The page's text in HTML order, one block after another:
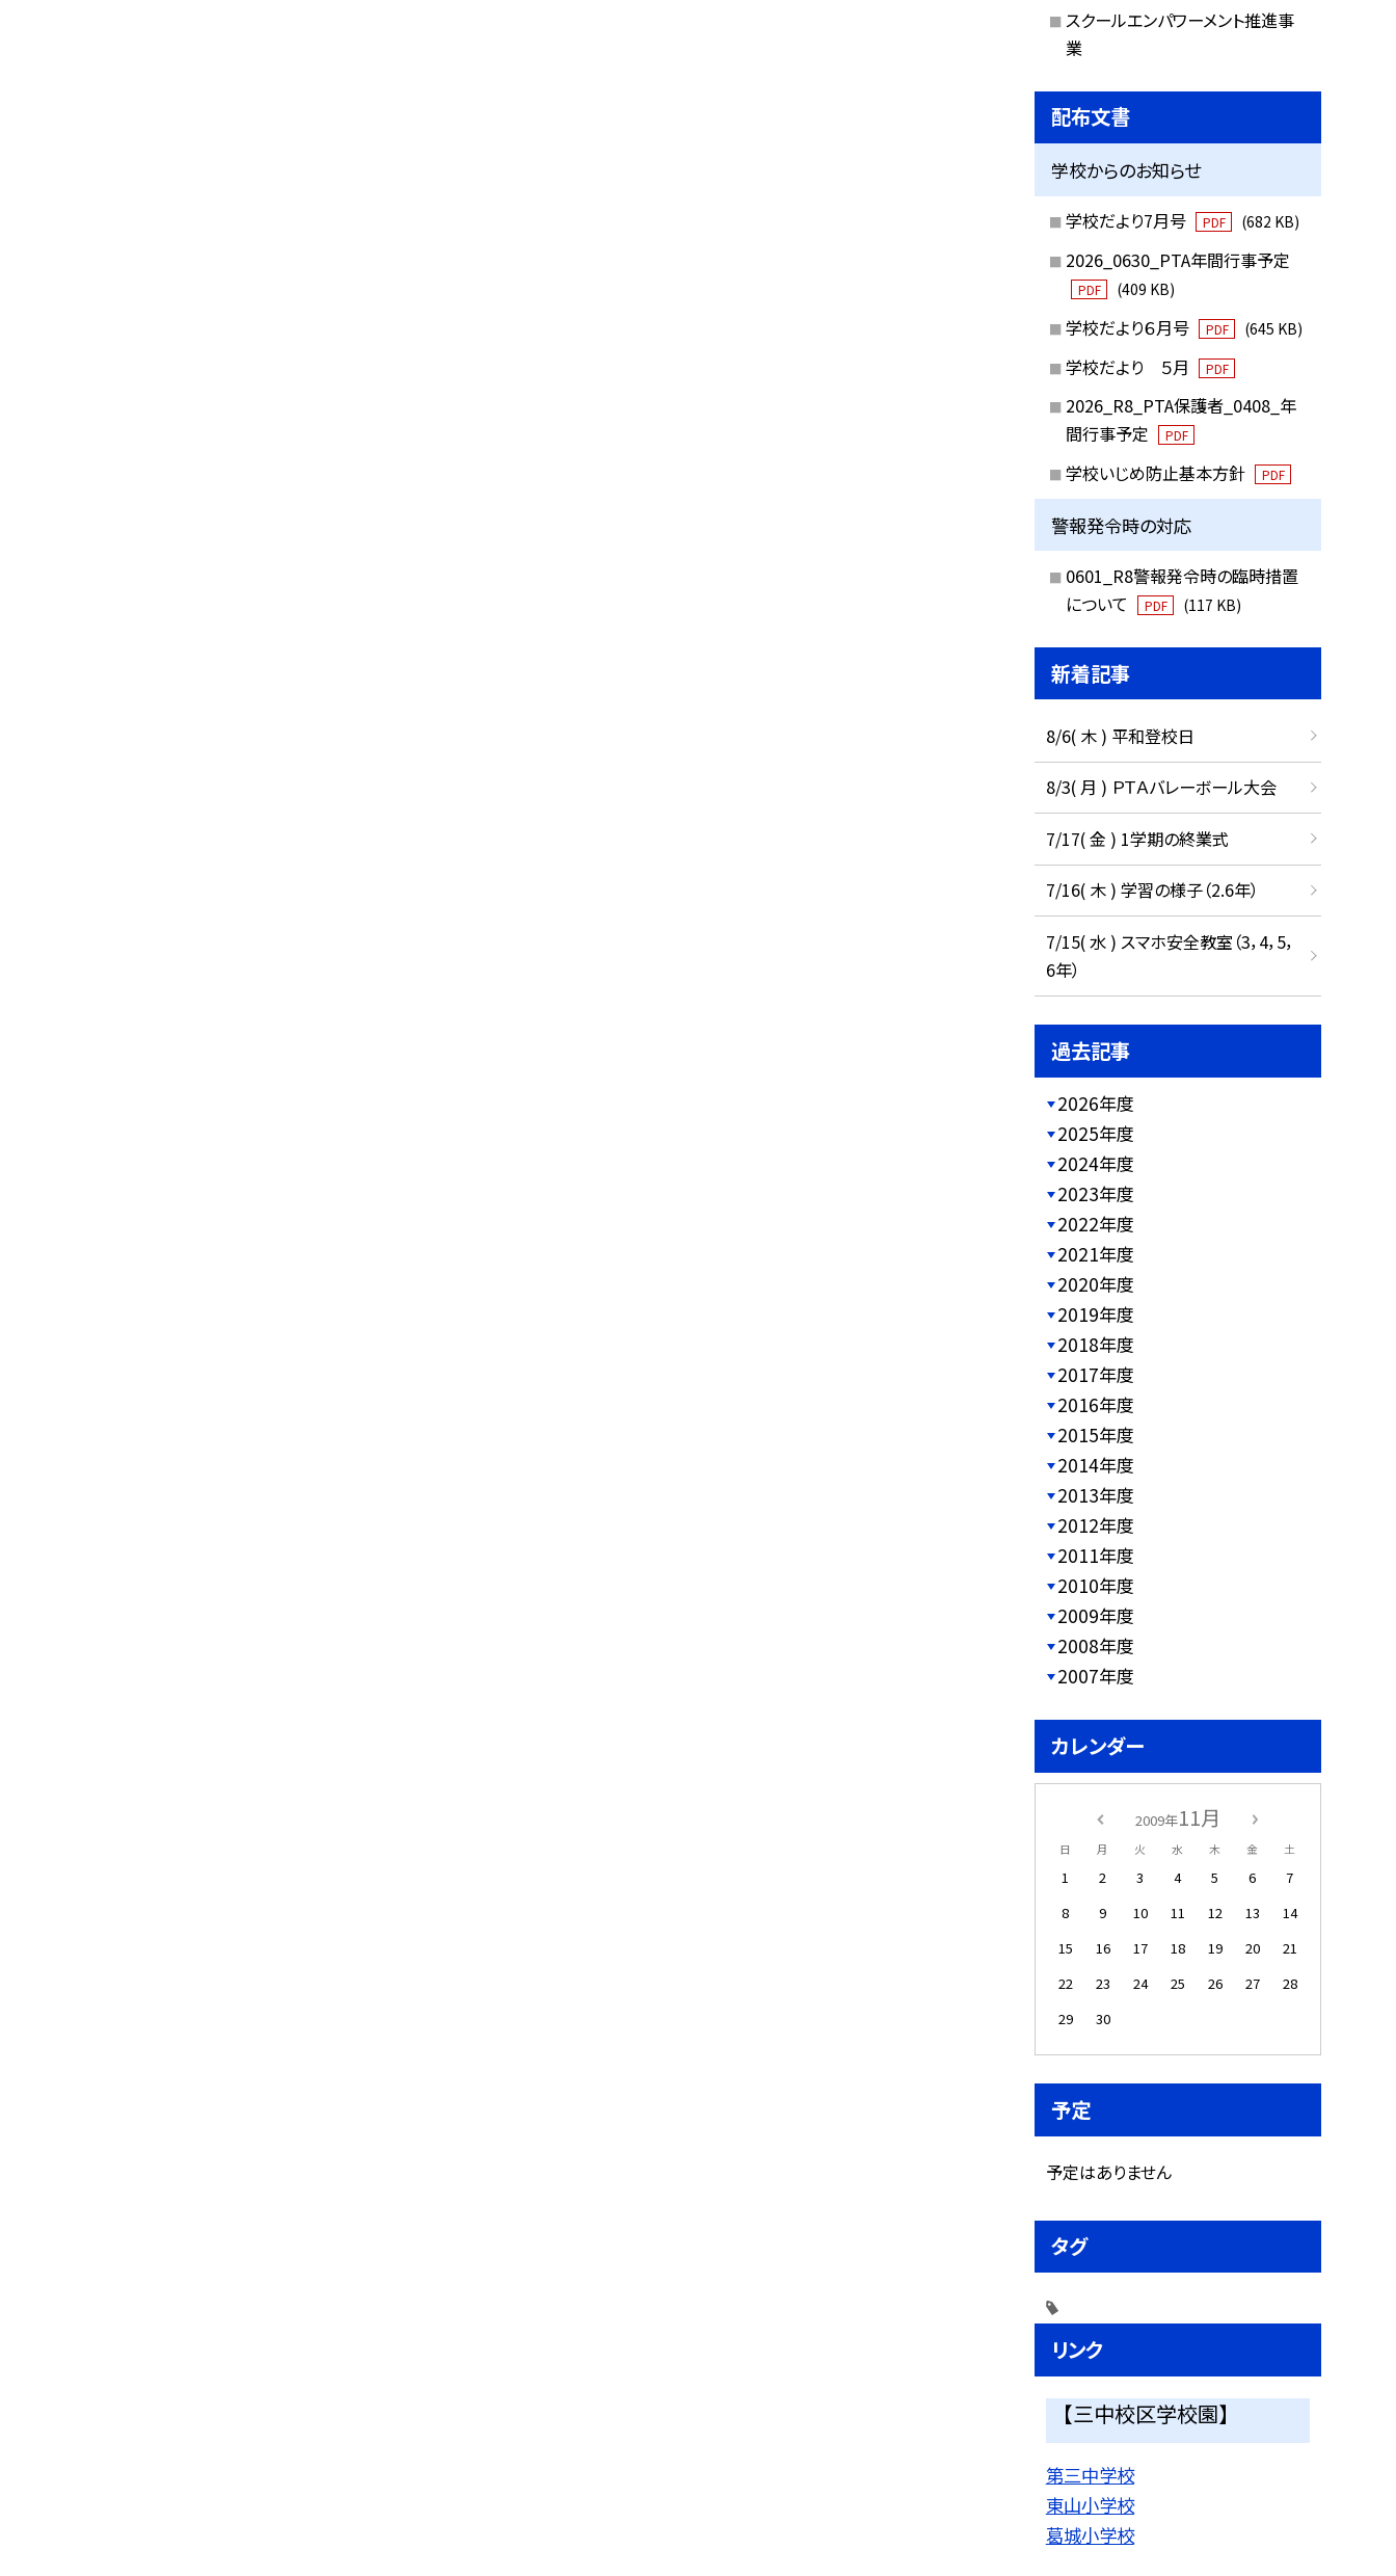
スクールエンパワーメント推進事
業
配布文書
学校からのお知らせ
学校だより7月号 PDF (682 KB)
2026_0630_PTA年間行事予定
PDF (409 KB)
学校だより６月号 PDF (645 KB)
学校だより ５月 PDF
2026_R8_PTA保護者_0408_年
間行事予定
PDF
学校いじめ防止基本方針 PDF
警報発令時の対応
0601_R8警報発令時の臨時措置
について
PDF (117 KB)
新着記事
8/6( 木 ) 平和登校日
8/3( 月 ) ＰＴＡバレーボール大会
7/17( 金 ) 1学期の終業式
7/16( 木 ) 学習の様子（2.6年）
7/15( 水 ) スマホ安全教室（3，4，5，
6年）
過去記事
2026年度
2025年度
2024年度
2023年度
2022年度
2021年度
2020年度
2019年度
2018年度
2017年度
2016年度
2015年度
2014年度
2013年度
2012年度
2011年度
2010年度
2009年度
2008年度
2007年度
カレンダー
2009年11月
日 月 火 水 木 金 土
1 2 3 4 5 6
7
8
9 10 11 12 13
14
15
16 17 18 19 20
21
22
23 24 25 26 27
28
29
30
予定
予定はありません
タグ
リンク
【三中校区学校園】
第三中学校
東山小学校
葛城小学校